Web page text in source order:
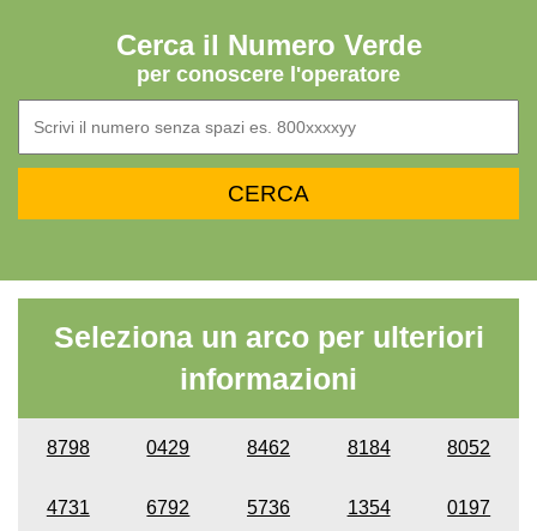
Cerca il Numero Verde
per conoscere l'operatore
Seleziona un arco per ulteriori
informazioni
8798 0429 8462 8184 8052
4731 6792 5736 1354 0197